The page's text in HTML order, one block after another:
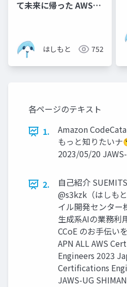
て未来に帰った AWSサ
はしもと 752
各ページのテキスト
1.
Amazon
もっと知りたい
2023/05/20
2.
自己紹介
@s3kzk（はしも
イル開発センター
生成系AIの業務利
CCoE のお手伝い
APN ALL AWS
Engineers 2023
Certifications
JAWS-UG